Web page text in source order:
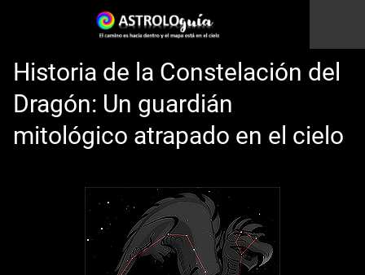
Historia de la Constelación del
Dragón: Un guardián
mitológico atrapado en el cielo